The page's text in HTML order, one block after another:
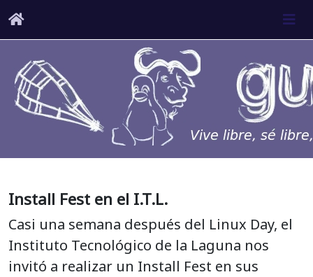
Install Fest en el I.T.L.
Casi una semana después del Linux Day, el
Instituto Tecnológico de la Laguna nos
invitó a realizar un Install Fest en sus